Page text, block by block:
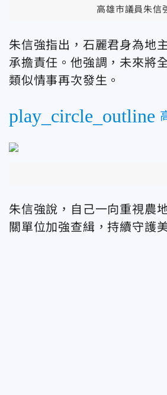
高雄市議員朱信
朱信強指出，石麗君身為地
承擔責任。他強調，未來將
類似情事再次發生。
play_circle_outline
朱信強說，自己一向重視農
關單位加強查緝，持續守護